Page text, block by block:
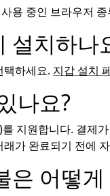
용 중인 브라우저
설치하나
택하세요. 지갑 설치
나요?
지원합니다. 결제
가 완료되기 전에
은 어떻